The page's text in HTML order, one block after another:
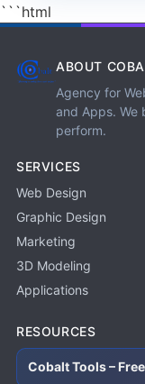
```html
ABOUT
Agency for
and Apps. We
perform.
SERVICES
Web Design
Graphic Design
Marketing
3D Modeling
Applications
RESOURCES
Cobalt Tools –